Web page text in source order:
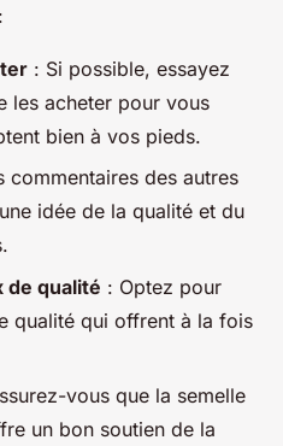
: Si possible, essayez
les acheter pour vous
bien à vos pieds.
commentaires des autres
idée de la qualité et du
de qualité : Optez pour
qualité qui offrent à la fois
vous que la semelle
un bon soutien de la